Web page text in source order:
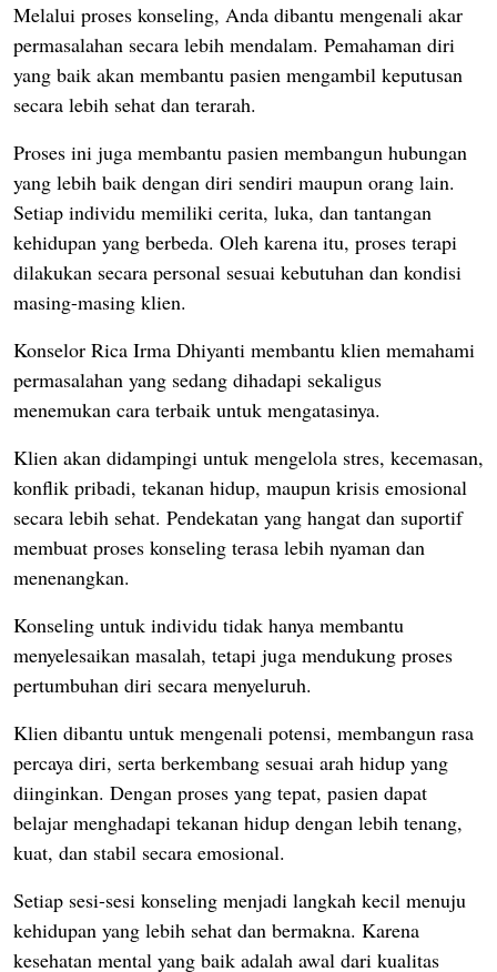
Melalui proses konseling, Anda dibantu mengenali akar
permasalahan secara lebih mendalam. Pemahaman diri
yang baik akan membantu pasien mengambil keputusan
secara lebih sehat dan terarah.
Proses ini juga membantu pasien membangun hubungan
yang lebih baik dengan diri sendiri maupun orang lain.
Setiap individu memiliki cerita, luka, dan tantangan
kehidupan yang berbeda. Oleh karena itu, proses terapi
dilakukan secara personal sesuai kebutuhan dan kondisi
masing-masing klien.
Konselor Rica Irma Dhiyanti membantu klien memahami
permasalahan yang sedang dihadapi sekaligus
menemukan cara terbaik untuk mengatasinya.
Klien akan didampingi untuk mengelola stres, kecemasan,
konflik pribadi, tekanan hidup, maupun krisis emosional
secara lebih sehat. Pendekatan yang hangat dan suportif
membuat proses konseling terasa lebih nyaman dan
menenangkan.
Konseling untuk individu tidak hanya membantu
menyelesaikan masalah, tetapi juga mendukung proses
pertumbuhan diri secara menyeluruh.
Klien dibantu untuk mengenali potensi, membangun rasa
percaya diri, serta berkembang sesuai arah hidup yang
diinginkan. Dengan proses yang tepat, pasien dapat
belajar menghadapi tekanan hidup dengan lebih tenang,
kuat, dan stabil secara emosional.
Setiap sesi-sesi konseling menjadi langkah kecil menuju
kehidupan yang lebih sehat dan bermakna. Karena
kesehatan mental yang baik adalah awal dari kualitas